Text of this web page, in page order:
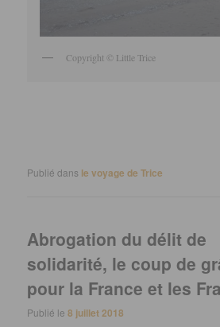
Copyright © Little Trice
Publié dans le voyage de Trice
Abrogation du délit de
solidarité, le coup de
pour la France et les
Publié le8 juillet 2018